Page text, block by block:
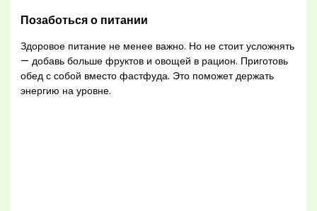
Позаботься о питании
Здоровое питание не менее важно. Но не стоит усложнять
— добавь больше фруктов и овощей в рацион. Приготовь
обед с собой вместо фастфуда. Это поможет держать
энергию на уровне.